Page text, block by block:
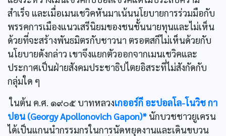
สำเร็จ และเมื่อเมนเชวิคหันมาเน้นนโยบายการร่วมมือกับ
พรรคการเมืองแนวเสรีนิยมของชนชั้นนายทุนและไม่เห็น
ด้วยที่จะสร้างพันธมิตรกับชาวนา ตรอตสกีไม่เห็นด้วยกับ
นโยบายดังกล่าว เขาจึงแยกตัวออกจากเมนเชวิคและ
ประกาศเป็นฝ่ายสังคมประชาธิปไตยอิสระที่ไม่สังกัดกับ
กลุ่มใด ๆ
ในต้น ค.ศ. ๑๙๐๕ บาทหลวงเกออร์กี อะปอลโล-โนวิช กา
ปอน (Georgy Apollonovich Gapon)* นักบวชชาวยูเครน
ได้เป็นแกนนำกรรมกรในการนัดหยุดงานและเดินขบวน